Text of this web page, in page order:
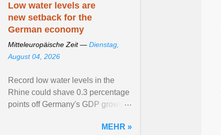
Low water levels are
new setback for the
German economy
Mitteleuropäische Zeit — Dienstag,
August 04, 2026
Record low water levels in the
Rhine could shave 0.3 percentage
points off Germany's GDP growth
MEHR »